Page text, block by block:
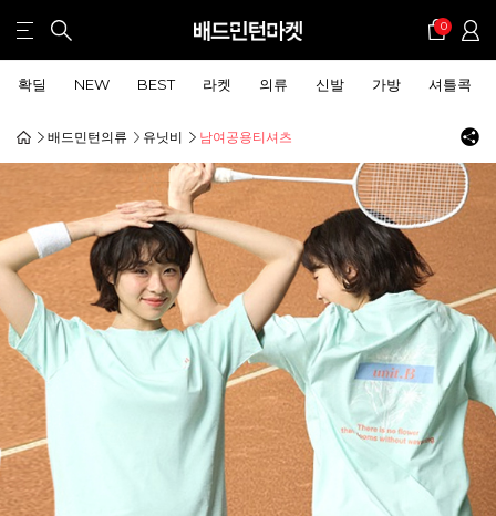
0
확딜 NEW BEST 라켓 의류 신발 가방 셔틀콕
배드민턴의류 유닛비 남여공용티셔츠